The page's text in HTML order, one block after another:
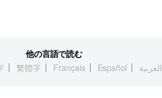
他の言語で読む
繁體字 Français Español العربية